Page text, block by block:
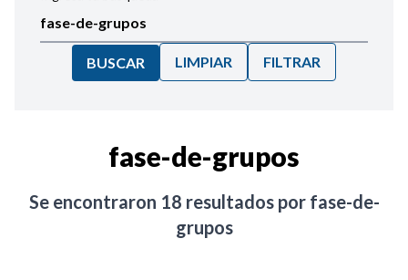
BUSCAR LIMPIAR FILTRAR
fase-de-grupos
Se encontraron 18 resultados por fase-de-
grupos